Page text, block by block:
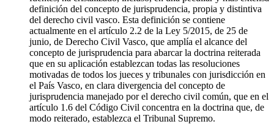
definición del concepto de jurisprudencia, propia y distintiva
del derecho civil vasco. Esta definición se contiene
actualmente en el artículo 2.2 de la Ley 5/2015, de 25 de
junio, de Derecho Civil Vasco, que amplía el alcance del
concepto de jurisprudencia para abarcar la doctrina reiterada
que en su aplicación establezcan todas las resoluciones
motivadas de todos los jueces y tribunales con jurisdicción en
el País Vasco, en clara divergencia del concepto de
jurisprudencia manejado por el derecho civil común, que en el
artículo 1.6 del Código Civil concentra en la doctrina que, de
modo reiterado, establezca el Tribunal Supremo.